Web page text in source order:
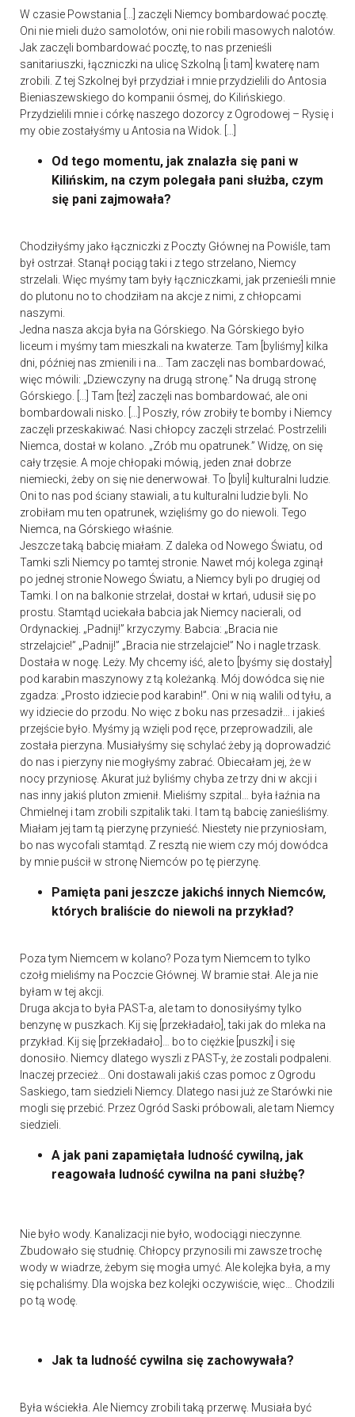
W czasie Powstania […] zaczęli Niemcy bombardować pocztę.
Oni nie mieli dużo samolotów, oni nie robili masowych nalotów.
Jak zaczęli bombardować pocztę, to nas przenieśli
sanitariuszki, łączniczki na ulicę Szkolną [i tam] kwaterę nam
zrobili. Z tej Szkolnej był przydział i mnie przydzielili do Antosia
Bieniaszewskiego do kompanii ósmej, do Kilińskiego.
Przydzielili mnie i córkę naszego dozorcy z Ogrodowej – Rysię i
my obie zostałyśmy u Antosia na Widok. […]
Od tego momentu, jak znalazła się pani w
Kilińskim, na czym polegała pani służba, czym
się pani zajmowała?
Chodziłyśmy jako łączniczki z Poczty Głównej na Powiśle, tam
był ostrzał. Stanął pociąg taki i z tego strzelano, Niemcy
strzelali. Więc myśmy tam były łączniczkami, jak przenieśli mnie
do plutonu no to chodziłam na akcje z nimi, z chłopcami
naszymi.
Jedna nasza akcja była na Górskiego. Na Górskiego było
liceum i myśmy tam mieszkali na kwaterze. Tam [byliśmy] kilka
dni, później nas zmienili i na… Tam zaczęli nas bombardować,
więc mówili: „Dziewczyny na drugą stronę.” Na drugą stronę
Górskiego. [...] Tam [też] zaczęli nas bombardować, ale oni
bombardowali nisko. […] Poszły, rów zrobiły te bomby i Niemcy
zaczęli przeskakiwać. Nasi chłopcy zaczęli strzelać. Postrzelili
Niemca, dostał w kolano. „Zrób mu opatrunek.” Widzę, on się
cały trzęsie. A moje chłopaki mówią, jeden znał dobrze
niemiecki, żeby on się nie denerwował. To [byli] kulturalni ludzie.
Oni to nas pod ściany stawiali, a tu kulturalni ludzie byli. No
zrobiłam mu ten opatrunek, wzięliśmy go do niewoli. Tego
Niemca, na Górskiego właśnie.
Jeszcze taką babcię miałam. Z daleka od Nowego Światu, od
Tamki szli Niemcy po tamtej stronie. Nawet mój kolega zginął
po jednej stronie Nowego Światu, a Niemcy byli po drugiej od
Tamki. I on na balkonie strzelał, dostał w krtań, udusił się po
prostu. Stamtąd uciekała babcia jak Niemcy nacierali, od
Ordynackiej. „Padnij!” krzyczymy. Babcia: „Bracia nie
strzelajcie!” „Padnij!” „Bracia nie strzelajcie!” No i nagle trzask.
Dostała w nogę. Leży. My chcemy iść, ale to [byśmy się dostały]
pod karabin maszynowy z tą koleżanką. Mój dowódca się nie
zgadza: „Prosto idziecie pod karabin!”. Oni w nią walili od tyłu, a
wy idziecie do przodu. No więc z boku nas przesadził… i jakieś
przejście było. Myśmy ją wzięli pod ręce, przeprowadzili, ale
została pierzyna. Musiałyśmy się schylać żeby ją doprowadzić
do nas i pierzyny nie mogłyśmy zabrać. Obiecałam jej, że w
nocy przyniosę. Akurat już byliśmy chyba ze trzy dni w akcji i
nas inny jakiś pluton zmienił. Mieliśmy szpital… była łaźnia na
Chmielnej i tam zrobili szpitalik taki. I tam tą babcię zanieśliśmy.
Miałam jej tam tą pierzynę przynieść. Niestety nie przyniosłam,
bo nas wycofali stamtąd. Z resztą nie wiem czy mój dowódca
by mnie puścił w stronę Niemców po tę pierzynę.
Pamięta pani jeszcze jakichś innych Niemców,
których braliście do niewoli na przykład?
Poza tym Niemcem w kolano? Poza tym Niemcem to tylko
czołg mieliśmy na Poczcie Głównej. W bramie stał. Ale ja nie
byłam w tej akcji.
Druga akcja to była PAST-a, ale tam to donosiłyśmy tylko
benzynę w puszkach. Kij się [przekładało], taki jak do mleka na
przykład. Kij się [przekładało]… bo to ciężkie [puszki] i się
donosiło. Niemcy dlatego wyszli z PAST-y, że zostali podpaleni.
Inaczej przecież… Oni dostawali jakiś czas pomoc z Ogrodu
Saskiego, tam siedzieli Niemcy. Dlatego nasi już ze Starówki nie
mogli się przebić. Przez Ogród Saski próbowali, ale tam Niemcy
siedzieli.
A jak pani zapamiętała ludność cywilną, jak
reagowała ludność cywilna na pani służbę?
Nie było wody. Kanalizacji nie było, wodociągi nieczynne.
Zbudowało się studnię. Chłopcy przynosili mi zawsze trochę
wody w wiadrze, żebym się mogła umyć. Ale kolejka była, a my
się pchaliśmy. Dla wojska bez kolejki oczywiście, więc… Chodzili
po tą wodę.
Jak ta ludność cywilna się zachowywała?
Była wściekła. Ale Niemcy zrobili taką przerwę. Musiała być